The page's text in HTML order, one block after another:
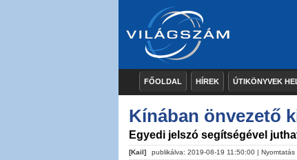
FŐOLDAL HÍREK ÚTIKÖNYVEK
Kínában önvezető
Egyedi jelszó segítségével
[Kail] publikálva: 2019-08-19 11:50:00 | Nyomtatás